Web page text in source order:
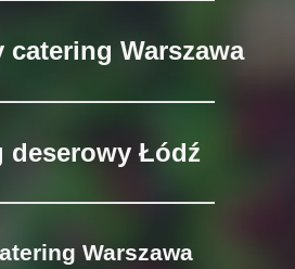
catering Warszawa
deserowy Łódź
Warszawa